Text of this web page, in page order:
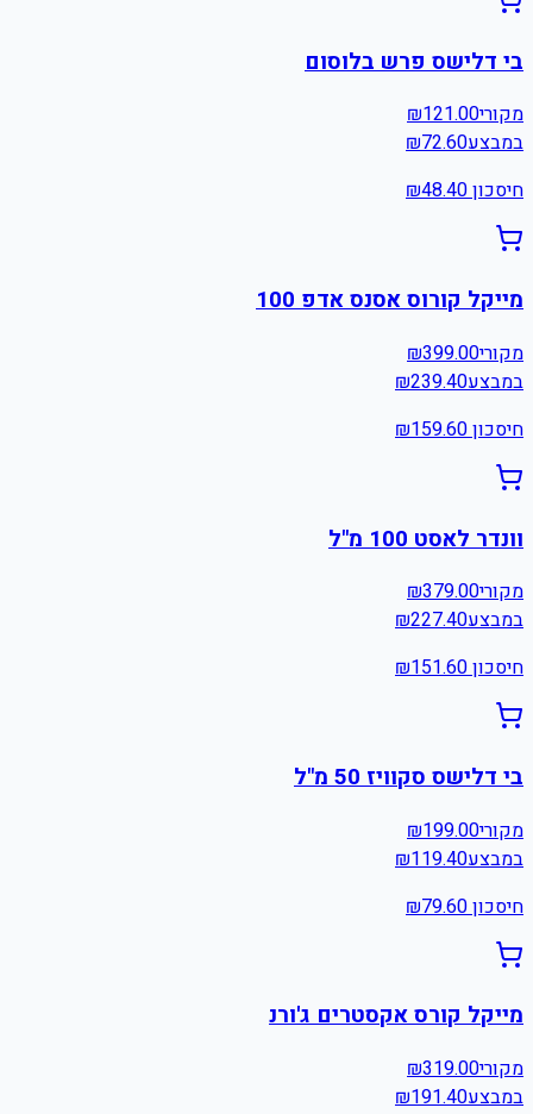
בי דלישס פרש בלוסום
מקורי ₪121.00
במבצע
₪72.60
חיסכון ₪48.40
מייקל קורוס אסנס אדפ 100
מקורי ₪399.00
במבצע
₪239.40
חיסכון ₪159.60
וונדר לאסט 100 מ"ל
מקורי ₪379.00
במבצע
₪227.40
חיסכון ₪151.60
בי דלישס סקוויז 50 מ"ל
מקורי ₪199.00
במבצע
₪119.40
חיסכון ₪79.60
מייקל קורס אקסטרים ג'ורנ
מקורי ₪319.00
במבצע
₪191.40